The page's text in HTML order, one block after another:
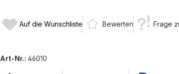
Auf die Wunschliste Bewerten Frage
Art-Nr.: 46010